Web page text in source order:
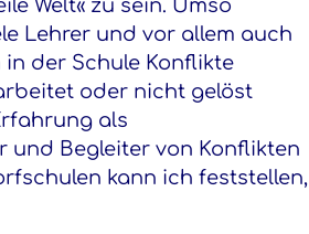
Welt« zu sein. Umso
Lehrer und vor allem auch
der Schule Konflikte
oder nicht gelöst
als
und Begleiter von Konflikten
kann ich feststellen,